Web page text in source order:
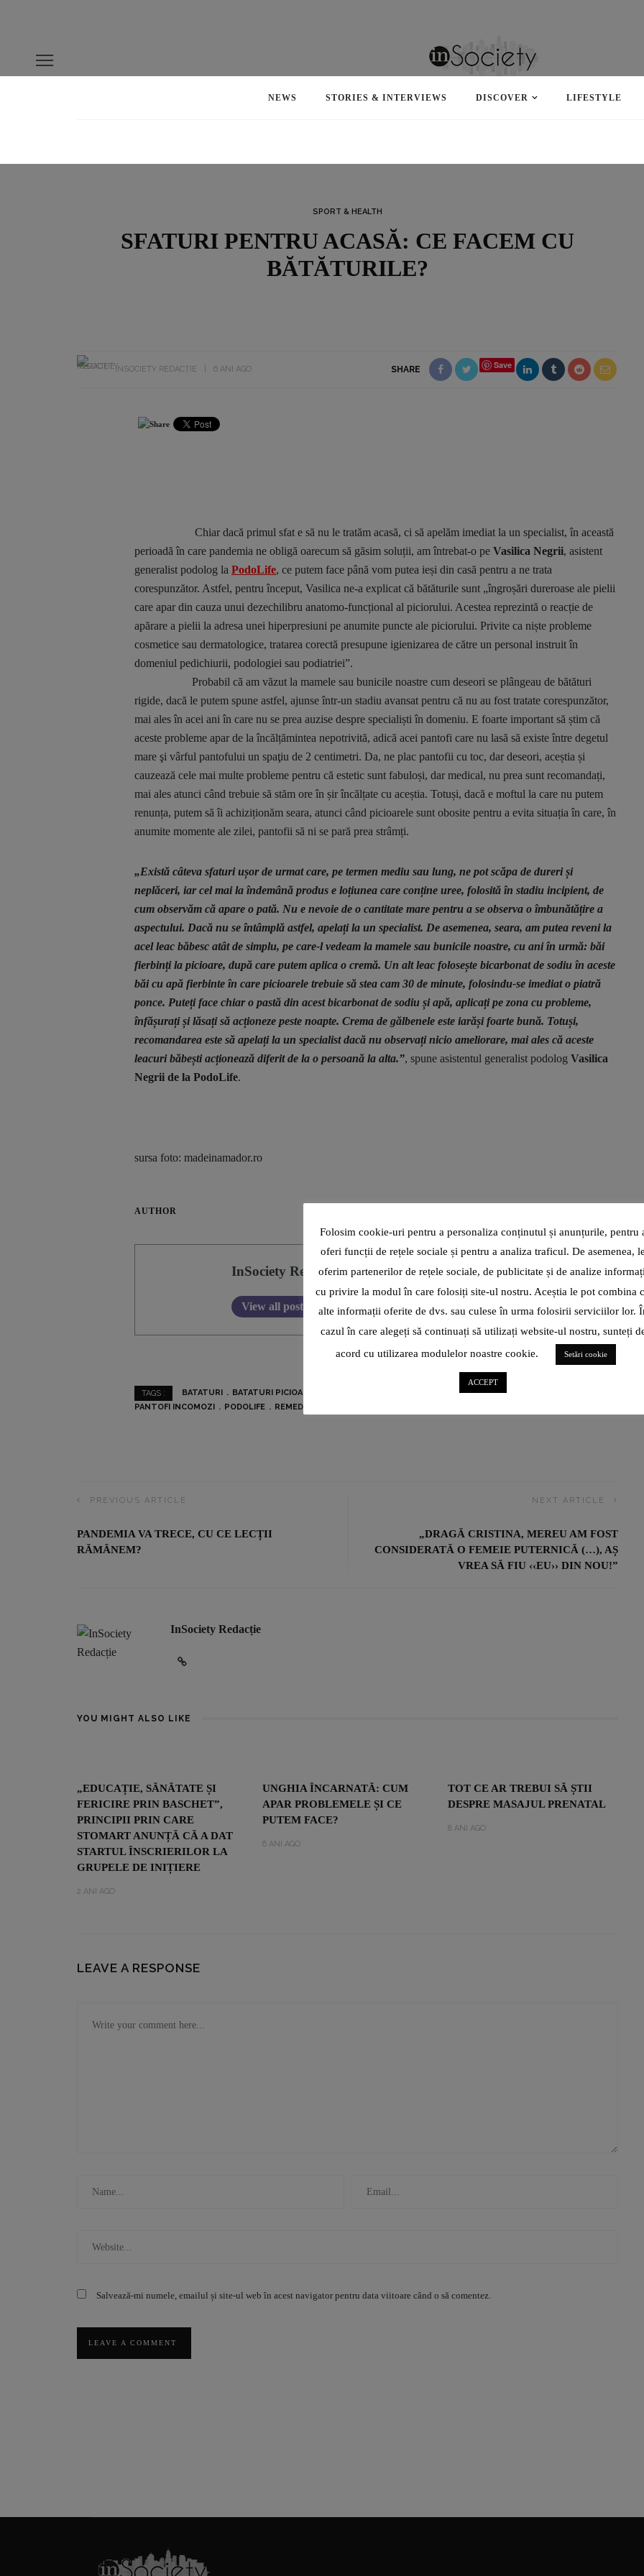
NEWS STORIES & INTERVIEWS DISCOVER LIFESTYLE
SPORT & HEALTH
SFATURI PENTRU ACASĂ: CE FACEM CU
BĂTĂTURILE?
INSOCIETY REDACȚIE 6 ANI AGO SHARE Save
Chiar dacă primul sfat e să nu le tratăm acasă, ci să apelăm imediat la un specialist, în această
perioadă în care pandemia ne obligă oarecum să găsim soluții, am întrebat-o pe Vasilica Negrii, asistent
generalist podolog la PodoLife, ce putem face până vom putea ieși din casă pentru a ne trata
corespunzător. Astfel, pentru început, Vasilica ne-a explicat că bătăturile sunt „îngroșări dureroase ale pielii
care apar din cauza unui dezechilibru anatomo-funcțional al piciorului. Acestea reprezintă o reacție de
apărare a pielii la adresa unei hiperpresiuni pe anumite puncte ale piciorului. Privite ca niște probleme
cosmetice sau dermatologice, tratarea corectă presupune igienizarea de către un personal instruit în
domeniul pedichiurii, podologiei sau podiatriei”.
Probabil că am văzut la mamele sau bunicile noastre cum deseori se plângeau de bătături
rigide, dacă le putem spune astfel, ajunse într-un stadiu avansat pentru că nu au fost tratate corespunzător,
mai ales în acei ani în care nu se prea auzise despre specialiști în domeniu. E foarte important să știm că
aceste probleme apar de la încălțămintea nepotrivită, adică acei pantofi care nu lasă să existe între degetul
mare şi vârful pantofului un spaţiu de 2 centimetri. Da, ne plac pantofii cu toc, dar deseori, aceștia și
cauzează cele mai multe probleme pentru că estetic sunt fabuloși, dar medical, nu prea sunt recomandați,
mai ales atunci când trebuie să stăm ore în șir încălțate cu aceștia. Totuși, dacă e moftul la care nu putem
renunța, putem să îi achiziționăm seara, atunci când picioarele sunt obosite pentru a evita situația în care, în
anumite momente ale zilei, pantofii să ni se pară prea strâmți.
„Există câteva sfaturi ușor de urmat care, pe termen mediu sau lung, ne pot scăpa de dureri și
neplăceri, iar cel mai la îndemână produs e loțiunea care conține uree, folosită în stadiu incipient, de
cum observăm că apare o pată. Nu e nevoie de o cantitate mare pentru a se observa o îmbunătățire a
aspectului. Dacă nu se întâmplă astfel, apelați la un specialist. De asemenea, seara, am putea reveni la
acel leac băbesc atât de simplu, pe care-l vedeam la mamele sau bunicile noastre, cu ani în urmă: băi
fierbinți la picioare, după care putem aplica o cremă. Un alt leac folosește bicarbonat de sodiu în aceste
băi cu apă fierbinte în care picioarele trebuie să stea cam 30 de minute, folosindu-se imediat o piatră
ponce. Puteți face chiar o pastă din acest bicarbonat de sodiu și apă, aplicați pe zona cu probleme,
înfășurați și lăsați să acționeze peste noapte. Crema de gălbenele este iarăși foarte bună. Totuși,
recomandarea este să apelați la un specialist dacă nu observați nicio ameliorare, mai ales că aceste
leacuri băbești acționează diferit de la o persoană la alta.”, spune asistentul generalist podolog Vasilica
Negrii de la PodoLife.
sursa foto: madeinamador.ro
AUTHOR
InSociety Redacție
View all posts
TAGS : BATATURI BATATURI PICIOARE
LEACURI BABESTI PENTRU BATATURI
PANTOFI INCOMOZI
PODOLIFE REMEDII NATURISTE PENTRU BATATURI
PREVIOUS ARTICLE
PANDEMIA VA TRECE, CU CE LECȚII
RĂMÂNEM?
NEXT ARTICLE
„DRAGĂ CRISTINA, MEREU AM FOST
CONSIDERATĂ O FEMEIE PUTERNICĂ (…), AȘ
VREA SĂ FIU ‹‹EU›› DIN NOU!”
InSociety Redacție
YOU MIGHT ALSO LIKE
„EDUCAȚIE, SĂNĂTATE ȘI
FERICIRE PRIN BASCHET”,
PRINCIPII PRIN CARE
STOMART ANUNȚĂ CĂ A DAT
STARTUL ÎNSCRIERILOR LA
GRUPELE DE INIȚIERE
2 ANI AGO
UNGHIA ÎNCARNATĂ: CUM
APAR PROBLEMELE ȘI CE
PUTEM FACE?
6 ANI AGO
TOT CE AR TREBUI SĂ ȘTII
DESPRE MASAJUL PRENATAL
8 ANI AGO
LEAVE A RESPONSE
Salvează-mi numele, emailul și site-ul web în acest navigator pentru data viitoare când o să comentez.
Folosim cookie-uri pentru a personaliza conținutul și anunțurile, pentru
oferi funcții de rețele sociale și pentru a analiza traficul. De asemenea, le
oferim partenerilor de rețele sociale, de publicitate și de analize
cu privire la modul în care folosiți site-ul nostru. Aceștia le pot combina
alte informații oferite de dvs. sau culese în urma folosirii serviciilor lor.
cazul în care alegeți să continuați să utilizați website-ul nostru, sunteți
acord cu utilizarea modulelor noastre cookie.
Setări cookie
ACCEPT